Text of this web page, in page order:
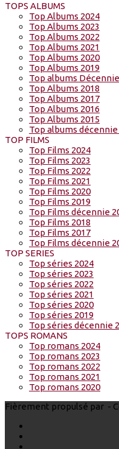
TOPS ALBUMS
Top Albums 2024
Top Albums 2023
Top Albums 2022
Top Albums 2021
Top Albums 2020
Top Albums 2019
Top albums
Top Albums 2018
Top Albums 2017
Top Albums 2016
Top Albums 2015
Top albums décennie
TOP FILMS
Top Films 2024
Top Films 2023
Top Films 2022
Top Films 2021
Top Films 2020
Top Films 2019
Top Films décennie
Top Films 2018
Top Films 2017
Top Films décennie
TOP SERIES
Top séries 2024
Top séries 2023
Top séries 2022
Top séries 2021
Top séries 2020
Top séries 2019
Top séries décennie
TOPS ROMANS
Top romans 2024
Top romans 2023
Top romans 2022
Top romans 2021
Top romans 2020
Fièrement propulsé par -